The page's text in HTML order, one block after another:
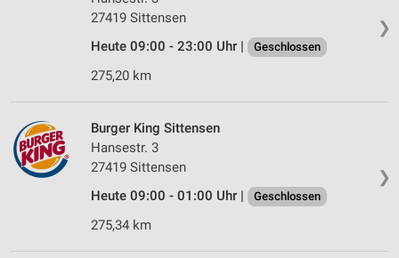
❯
27419 Sittensen
Heute 09:00 - 23:00 Uhr |
Geschlossen
275,20 km
❯
Burger King Sittensen
Hansestr. 3
27419 Sittensen
Heute 09:00 - 01:00 Uhr |
Geschlossen
275,34 km